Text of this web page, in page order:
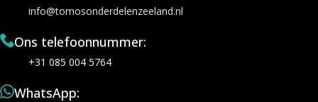
info@tomosonderdelenzeeland.nl
Ons telefoonnummer:
+31 085 004 5764
WhatsApp: